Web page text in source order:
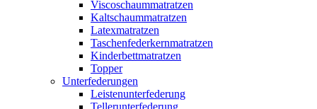
Viscoschaummatratzen
Kaltschaummatratzen
Latexmatratzen
Taschenfederkernmatratzen
Kinderbettmatratzen
Topper
Unterfederungen
Leistenunterfederung
Tellerunterfederung